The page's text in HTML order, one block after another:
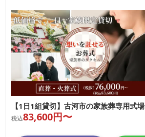
【1日1組貸切】古河市の家族葬専用式場
税込83,600円〜